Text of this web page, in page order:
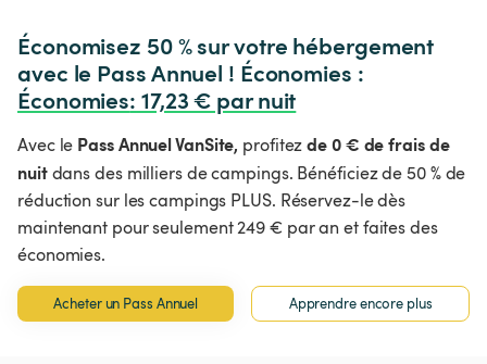
Économisez 50 % sur votre hébergement
avec le Pass Annuel ! Économies :
Économies: 17,23 € par nuit
Avec le Pass Annuel VanSite, profitezde 0 € de frais de
nuitdans des milliers de campings. Bénéficiez de 50 % de
réduction sur les campings PLUS. Réservez-le dès
maintenant pour seulement 249 € par an et faites des
économies.
Acheter un Pass Annuel Apprendre encore plus